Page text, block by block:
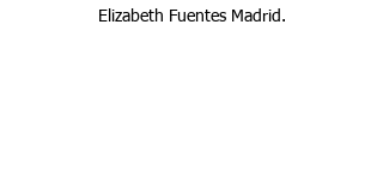
Elizabeth Fuentes Madrid.